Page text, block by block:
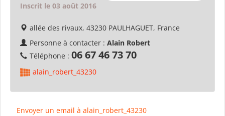
Inscrit le 03 août 2016
allée des rivaux, 43230 PAULHAGUET, France
Personne à contacter : Alain Robert
Téléphone : 06 67 46 73 70
alain_robert_43230
Envoyer un email à alain_robert_43230